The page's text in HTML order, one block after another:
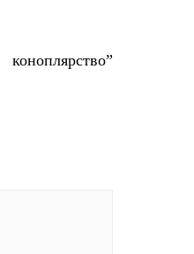
коноплярство”